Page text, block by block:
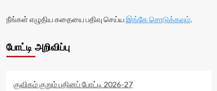
நீங்கள் எழுதிய கதையை பதிவு செய்ய இங்கே சொடுக்கவும்.
போட்டி அறிவிப்பு
குவிகம் குறும் புதினப் போட்டி 2026-27